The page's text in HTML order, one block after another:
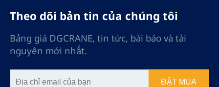
Theo dõi bản tin của chúng tôi
Bảng giá DGCRANE, tin tức, bài báo và tài
nguyên mới nhất.
ĐẶT MUA